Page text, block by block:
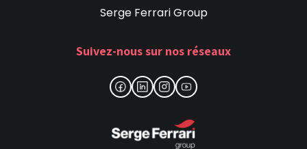
Serge Ferrari Group
Suivez-nous sur nos réseaux